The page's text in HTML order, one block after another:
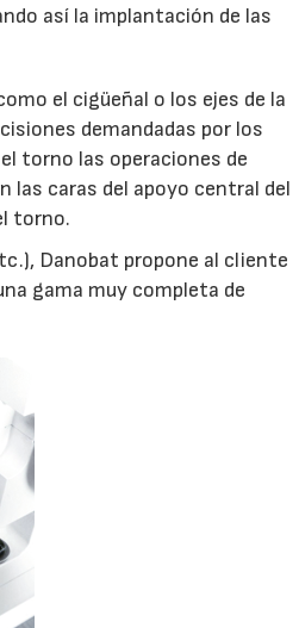
así la implantación de las
el cigüeñal o los ejes de la
demandadas por los
torno las operaciones de
las caras del apoyo central del
torno.
Danobat propone al cliente
gama muy completa de